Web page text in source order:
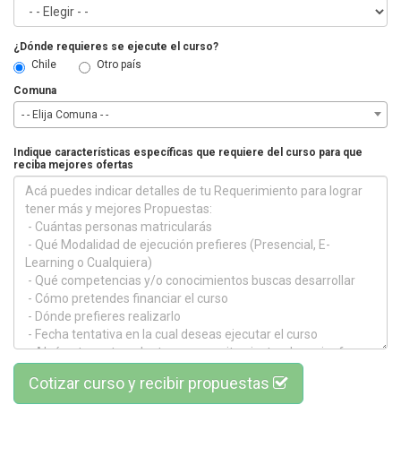
¿Dónde requieres se ejecute el curso?
Chile
Otro país
Comuna
- - Elija Comuna - -
Indique características específicas que requiere del curso para que
reciba mejores ofertas
Cotizar curso y recibir propuestas